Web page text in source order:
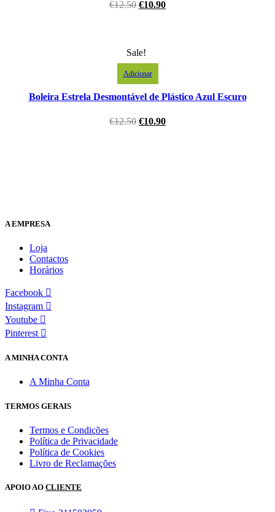
€12.50 €10.90
Sale!
Adicionar
Boleira Estrela Desmontável de Plástico Azul Escuro
€12.50 €10.90
A EMPRESA
Loja
Contactos
Horários
Facebook
Instagram
Youtube
Pinterest
A MINHA CONTA
A Minha Conta
TERMOS GERAIS
Termos e Condições
Política de Privacidade
Política de Cookies
Livro de Reclamações
APOIO AO CLIENTE